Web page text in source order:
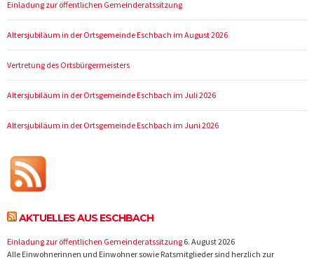
Einladung zur öffentlichen Gemeinderatssitzung
Altersjubiläum in der Ortsgemeinde Eschbach im August 2026
Vertretung des Ortsbürgermeisters
Altersjubiläum in der Ortsgemeinde Eschbach im Juli 2026
Altersjubiläum in der Ortsgemeinde Eschbach im Juni 2026
AKTUELLES AUS ESCHBACH
Einladung zur öffentlichen Gemeinderatssitzung 6. August 2026
Alle Einwohnerinnen und Einwohner sowie Ratsmitglieder sind herzlich zur